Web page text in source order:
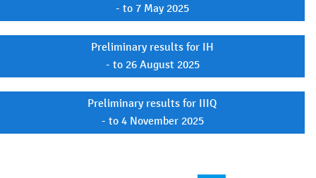
- to 7 May 2025
Preliminary results for IH
- to 26 August 2025
Preliminary results for IIIQ
- to 4 November 2025